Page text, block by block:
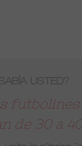
USTED?
futbolines
de 30 a